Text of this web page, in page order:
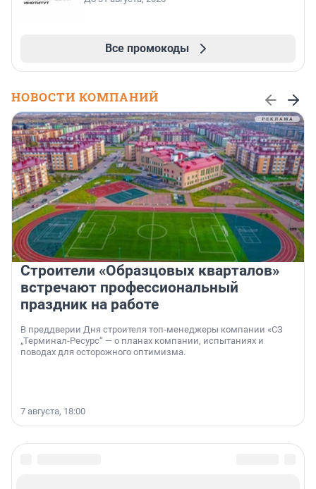
Все промокоды
НОВОСТИ КОМПАНИЙ
Строители «Образцовых кварталов»
встречают профессиональный
праздник на работе
В преддверии Дня строителя топ-менеджеры компании «СЗ
„Терминал-Ресурс“ — о планах компании, испытаниях и
поводах для осторожного оптимизма.
7 августа, 18:00